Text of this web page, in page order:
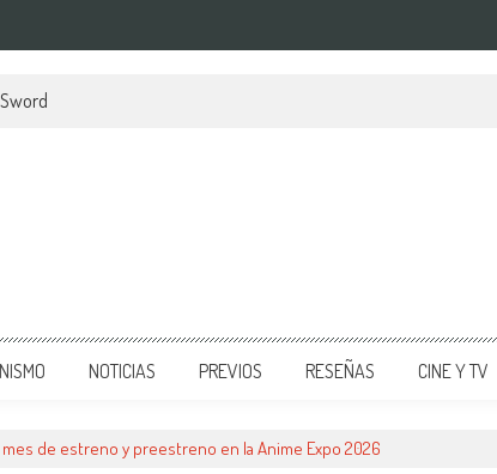
NOTICIAS PREVIOS RESEÑAS CINE Y TV
mes de estreno y preestreno en la Anime Expo 2026